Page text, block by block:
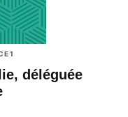
déléguée